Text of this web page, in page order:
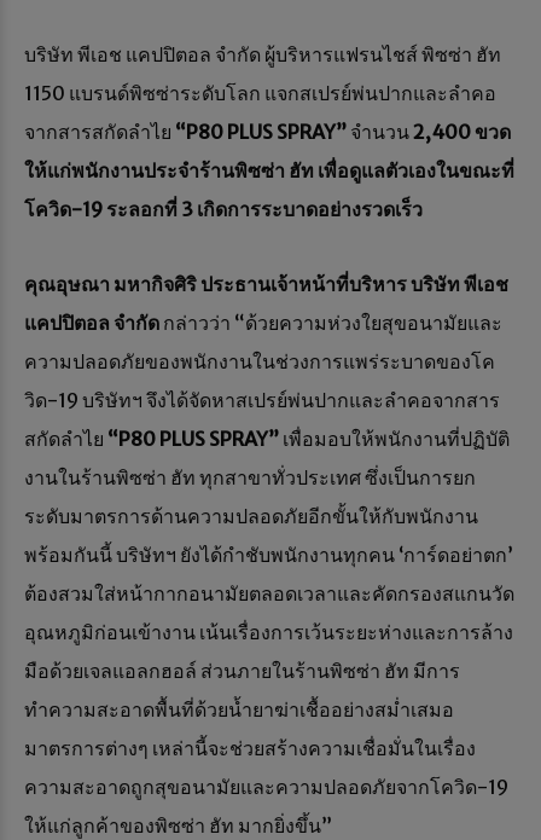
บริษัท พีเอช แคปปิตอล จำกัด ผู้บริหารแฟรนไชส์ พิซซ่า ฮัท
1150 แบรนด์พิซซ่าระดับโลก แจกสเปรย์พ่นปากและลำคอ
จากสารสกัดลำไย “P80 PLUS SPRAY” จำนวน2,400 ขวด
ให้แก่พนักงานประจำร้านพิซซ่า ฮัท เพื่อดูแลตัวเองในขณะที่
โควิด-19 ระลอกที่ 3 เกิดการระบาดอย่างรวดเร็ว
คุณอุษณา มหากิจศิริ ประธานเจ้าหน้าที่บริหาร บริษัท พีเอช
แคปปิตอล จำกัด กล่าวว่า “ด้วยความห่วงใยสุขอนามัยและ
ความปลอดภัยของพนักงานในช่วงการแพร่ระบาดของโค
วิด-19 บริษัทฯ จึงได้จัดหาสเปรย์พ่นปากและลำคอจากสาร
สกัดลำไย “P80 PLUS SPRAY” เพื่อมอบให้พนักงานที่ปฏิบัติ
งานในร้านพิซซ่า ฮัท ทุกสาขาทั่วประเทศ ซึ่งเป็นการยก
ระดับมาตรการด้านความปลอดภัยอีกขั้นให้กับพนักงาน
พร้อมกันนี้ บริษัทฯ ยังได้กำชับพนักงานทุกคน ‘การ์ดอย่าตก’
ต้องสวมใส่หน้ากากอนามัยตลอดเวลาและคัดกรองสแกนวัด
อุณหภูมิก่อนเข้างาน เน้นเรื่องการเว้นระยะห่างและการล้าง
มือด้วยเจลแอลกฮอล์ ส่วนภายในร้านพิซซ่า ฮัท มีการ
ทำความสะอาดพื้นที่ด้วยน้ำยาฆ่าเชื้ออย่างสม่ำเสมอ
มาตรการต่างๆ เหล่านี้จะช่วยสร้างความเชื่อมั่นในเรื่อง
ความสะอาดถูกสุขอนามัยและความปลอดภัยจากโควิด-19
ให้แก่ลูกค้าของพิซซ่า ฮัท มากยิ่งขึ้น”